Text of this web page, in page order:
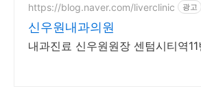
https://blog.naver.com/liverclinic 광고
신우원내과의원
내과진료 신우원원장 센텀시티역11